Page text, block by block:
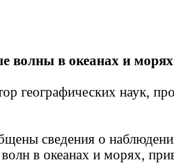
волны в океанах и морях
географических наук,
сведения о
в океанах и морях,